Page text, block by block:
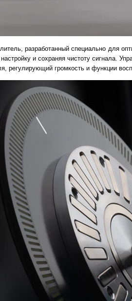
разработанный специально для
и сохраняя чистоту сигнала.
регулирующий громкость и функции